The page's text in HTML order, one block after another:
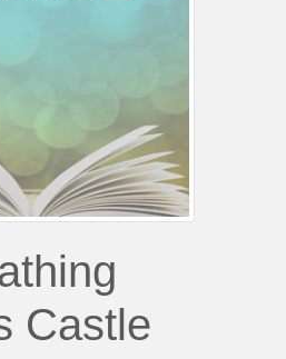
Castle